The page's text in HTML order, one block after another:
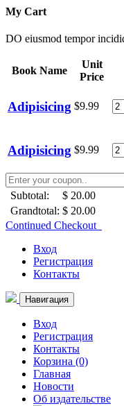
My Cart
DO eiusmod tempor
Book Name
Unit
Price
Adipisicing $9.99
Adipisicing $9.99
Subtotal:
$ 20.00
Grandtotal: $ 20.00
Continued Checkout
Вход
Регистрация
Контакты
Навигация
Вход
Регистрация
Контакты
Корзина (0)
Главная
Новости
Об издательстве